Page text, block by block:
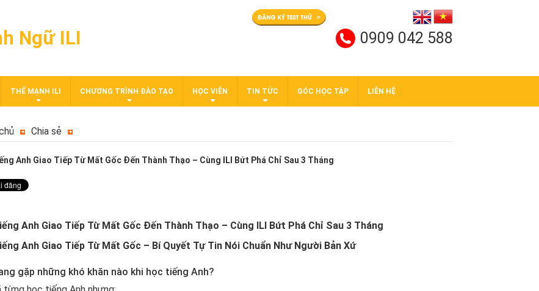
Ngữ ILI 0909 042 588
THẾ MẠNH ILI CHƯƠNG TRÌNH ĐÀO TẠO HỌC VIÊN TIN TỨC GÓC HỌC TẬP LIÊN HỆ
Chia sẻ
Anh Giao Tiếp Từ Mất Gốc Đến Thành Thạo – Cùng ILI Bứt Phá Chỉ Sau 3 Tháng
Anh Giao Tiếp Từ Mất Gốc Đến Thành Thạo – Cùng ILI Bứt Phá Chỉ Sau 3 Tháng
Anh Giao Tiếp Từ Mất Gốc – Bí Quyết Tự Tin Nói Chuẩn Như Người Bản Xứ
gặp những khó khăn nào khi học tiếng Anh?